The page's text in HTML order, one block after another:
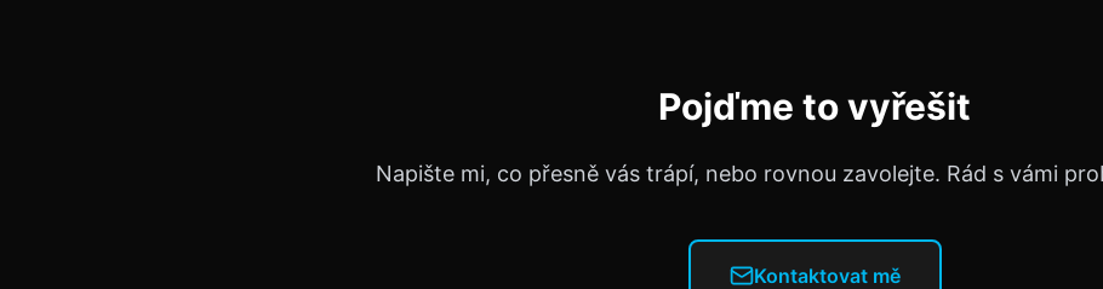
Pojďme to vyřešit
Napište mi, co přesně vás trápí, nebo rovnou zavolejte. Rád s vámi
Kontaktovat mě